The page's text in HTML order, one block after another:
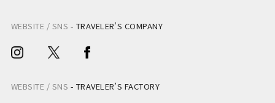
WEBSITE / SNS - TRAVELER’S COMPANY
WEBSITE / SNS - TRAVELER’S FACTORY